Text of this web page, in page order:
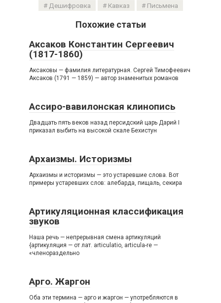
Дешифровка Кавказ Письмена
Похожие статьи
Аксаков Константин Сергеевич
(1817-1860)
Аксаковы — фамилия литературная. Сергей Тимофеевич
Аксаков (1791 — 1859) — автор знаменитых романов
Ассиро-вавилонская клинопись
Двадцать пять веков назад персидский царь Дарий I
приказал выбить на высокой скале Бехистун
Архаизмы. Историзмы
Архаизмы и историзмы — это устаревшие слова. Вот
примеры устаревших слов: алебарда, пищаль, секира
Артикуляционная классификация
звуков
Наша речь — непрерывная смена артикуляций
{артикуляция — от лат. articulatio, articula-re —
«членораздельно
Арго. Жаргон
Оба эти термина — арго и жаргон — употребляются в